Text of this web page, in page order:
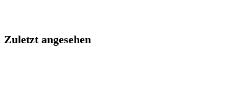
Zuletzt angesehen